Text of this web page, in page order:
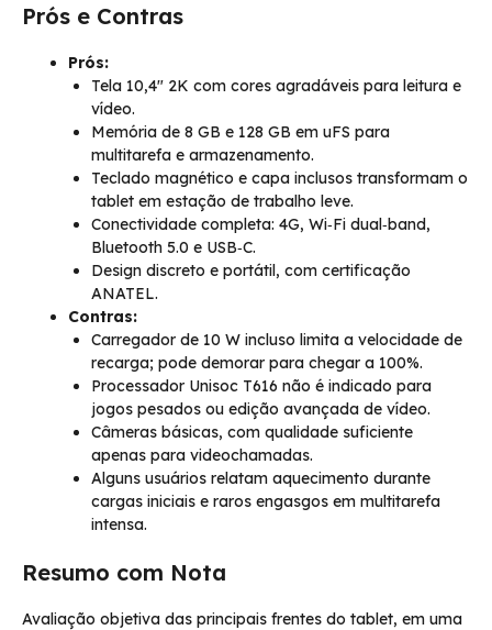
Prós e Contras
Prós:
Tela 10,4″ 2K com cores agradáveis para leitura e
vídeo.
Memória de 8 GB e 128 GB em uFS para
multitarefa e armazenamento.
Teclado magnético e capa inclusos transformam o
tablet em estação de trabalho leve.
Conectividade completa: 4G, Wi‑Fi dual‑band,
Bluetooth 5.0 e USB‑C.
Design discreto e portátil, com certificação
ANATEL.
Contras:
Carregador de 10 W incluso limita a velocidade de
recarga; pode demorar para chegar a 100%.
Processador Unisoc T616 não é indicado para
jogos pesados ou edição avançada de vídeo.
Câmeras básicas, com qualidade suficiente
apenas para videochamadas.
Alguns usuários relatam aquecimento durante
cargas iniciais e raros engasgos em multitarefa
intensa.
Resumo com Nota
Avaliação objetiva das principais frentes do tablet, em uma